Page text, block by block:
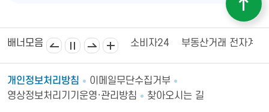
배너모음
제상공회의소 김제시의회 소비자24 부동산거래 전자계약
개인정보처리방침
이메일무단수집거부
영상정보처리기기운영·관리방침
찾아오시는 길